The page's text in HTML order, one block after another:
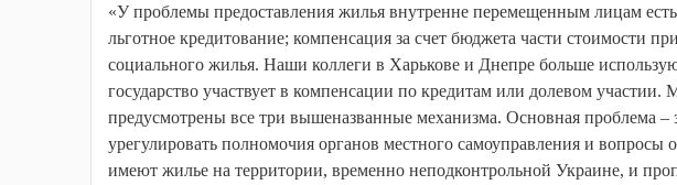
«У проблемы предоставления жилья внутренне перемещенным лицам
льготное кредитование; компенсация за счет бюджета части стоимости
социального жилья. Наши коллеги в Харькове и Днепре больше
государство участвует в компенсации по кредитам или долевом участии.
предусмотрены все три вышеназванные механизма. Основная проблема –
урегулировать полномочия органов местного самоуправления и
имеют жилье на территории, временно неподконтрольной Украине, и